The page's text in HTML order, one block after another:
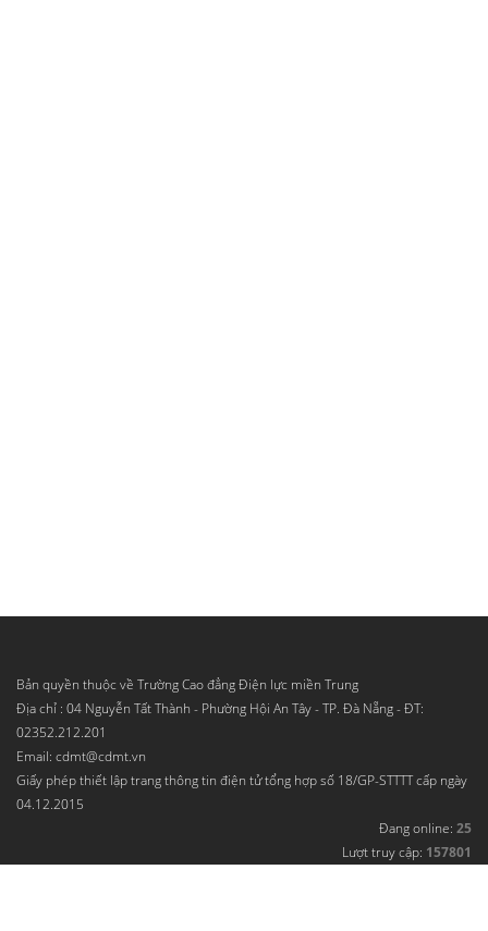
Bản quyền thuộc về Trường Cao đẳng Điện lực miền Trung
Địa chỉ : 04 Nguyễn Tất Thành - Phường Hội An Tây - TP. Đà Nẵng - ĐT:
02352.212.201
Email: cdmt@cdmt.vn
Giấy phép thiết lập trang thông tin điện tử tổng hợp số 18/GP-STTTT cấp ngày
04.12.2015
Đang online: 25
Lượt truy cập: 157801